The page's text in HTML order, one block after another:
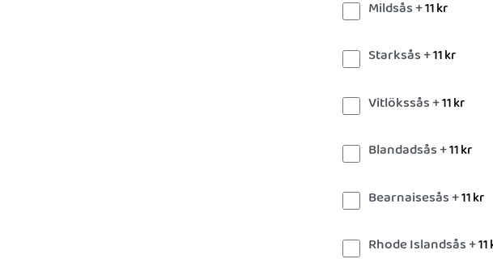
Mildsås +11kr
Starksås +11kr
Vitlökssås +11kr
Blandadsås +11kr
Bearnaisesås +11kr
Rhode Islandsås +11